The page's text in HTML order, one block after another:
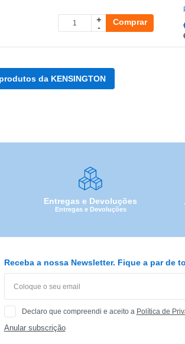
+
-
Comprar
da KENSINGTON
Entregas e Devoluções
Entregas e Devoluções
Receba a nossa Newsletter. Fique a par de
Declaro que compreendi e aceito a Política de
Anular subscrição